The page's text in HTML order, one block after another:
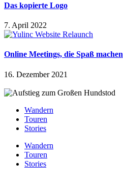
Das kopierte Logo
7. April 2022
Online Meetings, die Spaß machen
16. Dezember 2021
Wandern
Touren
Stories
Wandern
Touren
Stories